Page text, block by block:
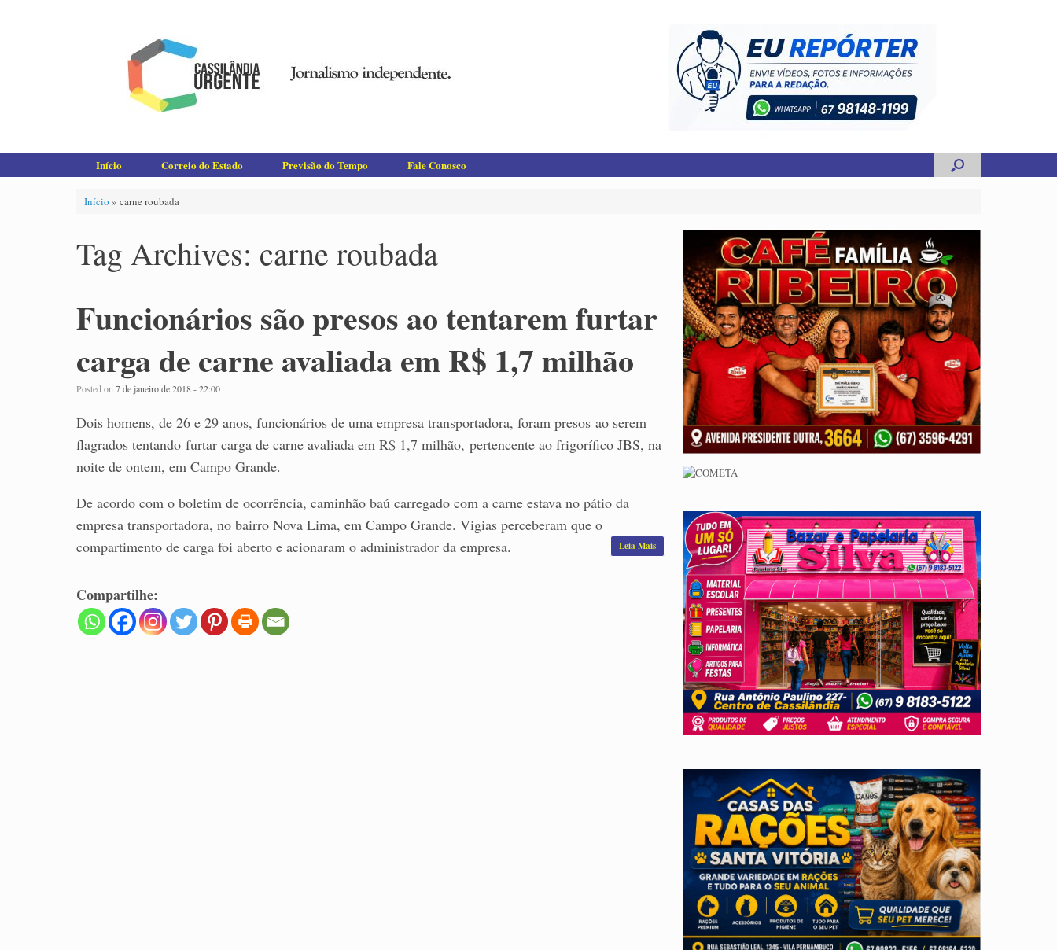
Início Correio do Estado Previsão do Tempo Fale Conosco
Início » carne roubada
Tag Archives: carne roubada
Funcionários são presos ao tentarem furtar
carga de carne avaliada em R$ 1,7 milhão
Posted on 7 de janeiro de 2018 - 22:00
Dois homens, de 26 e 29 anos, funcionários de uma empresa transportadora, foram presos ao serem
flagrados tentando furtar carga de carne avaliada em R$ 1,7 milhão, pertencente ao frigorífico JBS, na
noite de ontem, em Campo Grande.
De acordo com o boletim de ocorrência, caminhão baú carregado com a carne estava no pátio da
empresa transportadora, no bairro Nova Lima, em Campo Grande. Vigias perceberam que o
compartimento de carga foi aberto e acionaram o administrador da empresa.
Leia Mais
Compartilhe: